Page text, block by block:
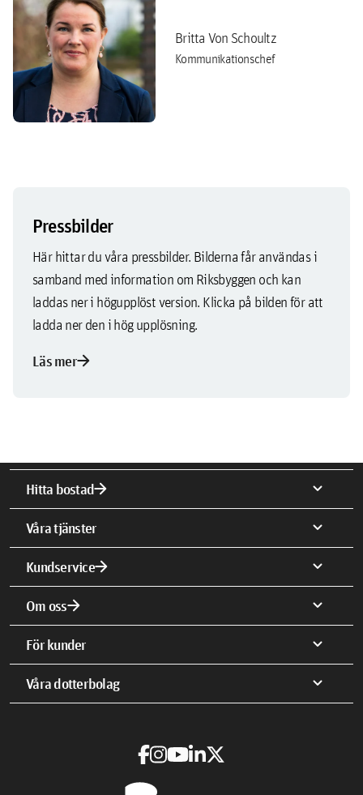
Britta Von Schoultz
Kommunikationschef
Pressbilder
Här hittar du våra pressbilder. Bilderna får användas i
samband med information om Riksbyggen och kan
laddas ner i högupplöst version. Klicka på bilden för att
ladda ner den i hög upplösning.
Läs merarrow_forward
Hitta bostadarrow_forward expand_more
Våra tjänster expand_more
Kundservicearrow_forward expand_more
Om ossarrow_forward expand_more
För kunder expand_more
Våra dotterbolag expand_more